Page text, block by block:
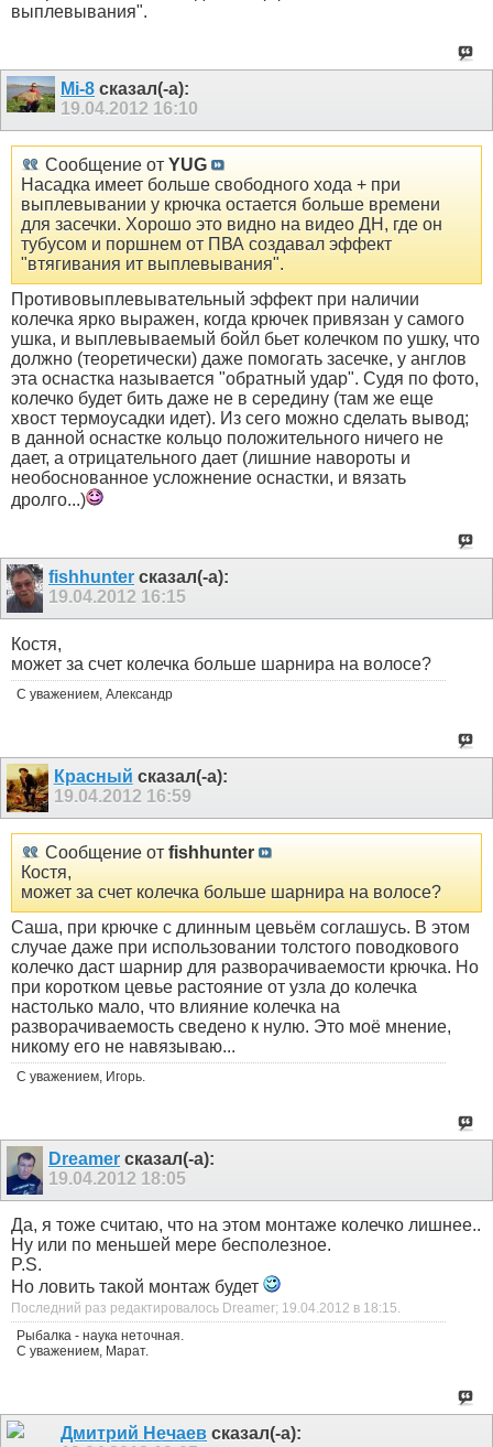
выплевывания".
Mi-8 сказал(-а):
19.04.2012 16:10
Сообщение от YUG
Насадка имеет больше свободного хода + при
выплевывании у крючка остается больше времени
для засечки. Хорошо это видно на видео ДН, где он
тубусом и поршнем от ПВА создавал эффект
"втягивания ит выплевывания".
Противовыплевывательный эффект при наличии
колечка ярко выражен, когда крючек привязан у самого
ушка, и выплевываемый бойл бьет колечком по ушку, что
должно (теоретически) даже помогать засечке, у англов
эта оснастка называется "обратный удар". Судя по фото,
колечко будет бить даже не в середину (там же еще
хвост термоусадки идет). Из сего можно сделать вывод;
в данной оснастке кольцо положительного ничего не
дает, а отрицательного дает (лишние навороты и
необоснованное усложнение оснастки, и вязать
дролго...)
fishhunter сказал(-а):
19.04.2012 16:15
Костя,
может за счет колечка больше шарнира на волосе?
С уважением, Александр
Красный сказал(-а):
19.04.2012 16:59
Сообщение от fishhunter
Костя,
может за счет колечка больше шарнира на волосе?
Саша, при крючке с длинным цевьём соглашусь. В этом
случае даже при использовании толстого поводкового
колечко даст шарнир для разворачиваемости крючка. Но
при коротком цевье растояние от узла до колечка
настолько мало, что влияние колечка на
разворачиваемость сведено к нулю. Это моё мнение,
никому его не навязываю...
С уважением, Игорь.
Dreamer сказал(-а):
19.04.2012 18:05
Да, я тоже считаю, что на этом монтаже колечко лишнее..
Ну или по меньшей мере бесполезное.
P.S.
Но ловить такой монтаж будет
Последний раз редактировалось Dreamer; 19.04.2012 в 18:15.
Рыбалка - наука неточная.
С уважением, Марат.
Дмитрий Нечаев сказал(-а):